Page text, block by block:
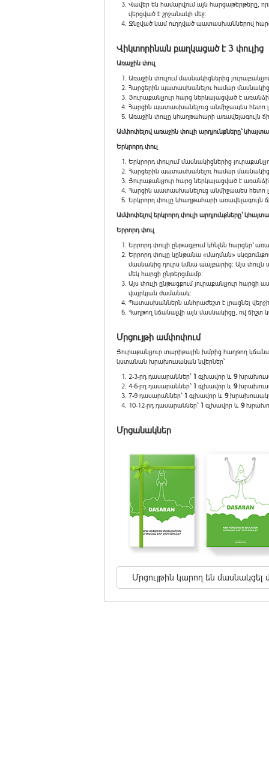
Վավեր են համարվում այն հարցաթերթերը,
վերցված է շրջանակի մեջ:
Ջնջված կամ ուղղված պատասխաններով
Վիկտորինան բաղկացած է 3 փուլից
Առաջին փուլ
Առաջին փուլում մասնակիցներից
Հարցերին պատասխանելու համար
Յուրաքանչյուր հարց ներկայացված է
Հարցին պատասխանելուց անմիջապես հետո
Առաջին փուլը կհաղթահարի
Ամփոփելով առաջին փուլի արդյունքները`
Երկրորդ փուլ
Երկրորդ փուլում մասնակիցներից
Հարցերին պատասխանելու համար
Յուրաքանչյուր հարց ներկայացված է
Հարցին պատասխանելուց անմիջապես հետո
Երկրորդ փուլը կհաղթահարի
Ամփոփելով երկրորդ փուլի արդյունքները`
Երրորդ փուլ
Երրորդ փուլի ընթացքում կհնչեն
Երրորդ փուլը կընթանա «մաղման»
մասնակից դուրս կմնա պայքարից: Այս փուլն
մեկ հարցի ընթերցմամբ:
Այս փուլի ընթացքում յուրաքանչյուր
վայրկյան ժամանակ:
Պատասխաններն անհրաժեշտ է լրացնել
Հաղթող կճանաչվի այն մասնակիցը, ով
Մրցույթի ամփոփում
Յուրաքանչյուր տարիքային խմբից հաղթող
կստանան խրախուսական նվերներ՝
2-3-րդ դասարաններ` 1 գլխավոր և 9
4-6-րդ դասարաններ` 1 գլխավոր և 9
7-9 դասարաններ` 1 գլխավոր և 9
10-12-րդ դասարաններ` 1 գլխավոր և 9
Մրցանակներ
Մրցույթին կարող են մասնակցել